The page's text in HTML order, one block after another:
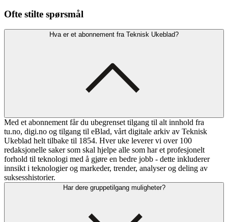
Ofte stilte spørsmål
Hva er et abonnement fra Teknisk Ukeblad?
Med et abonnement får du ubegrenset tilgang til alt innhold fra
tu.no, digi.no og tilgang til eBlad, vårt digitale arkiv av Teknisk
Ukeblad helt tilbake til 1854. Hver uke leverer vi over 100
redaksjonelle saker som skal hjelpe alle som har et profesjonelt
forhold til teknologi med å gjøre en bedre jobb - dette inkluderer
innsikt i teknologier og markeder, trender, analyser og deling av
suksesshistorier.
Har dere gruppetilgang muligheter?